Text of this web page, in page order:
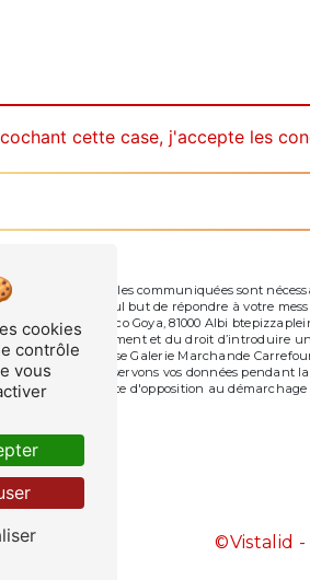
cette case, j'accepte les
données personnelles communiquées sont
dans le seul but de répondre à votre
2 Rue Francisco Goya, 81000 Albi
à tout moment et du droit d’introduire
postale à l'adresse Galerie Marchande
Nous conservons vos données pendant
inscrire sur la liste d'opposition au
©Vistalid -
cookies
contrôle
vous